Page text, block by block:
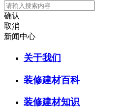
确认
取消
新闻中心
关于我们
装修建材百科
装修建材知识